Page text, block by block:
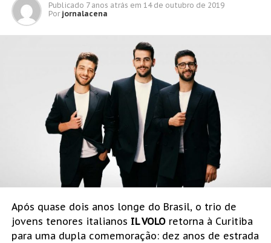
Publicado 7 anos atrás em 14 de outubro de 2019
Por jornalacena
Após quase dois anos longe do Brasil, o trio de
jovens tenores italianos IL VOLOretorna à Curitiba
para uma dupla comemoração: dez anos de estrada